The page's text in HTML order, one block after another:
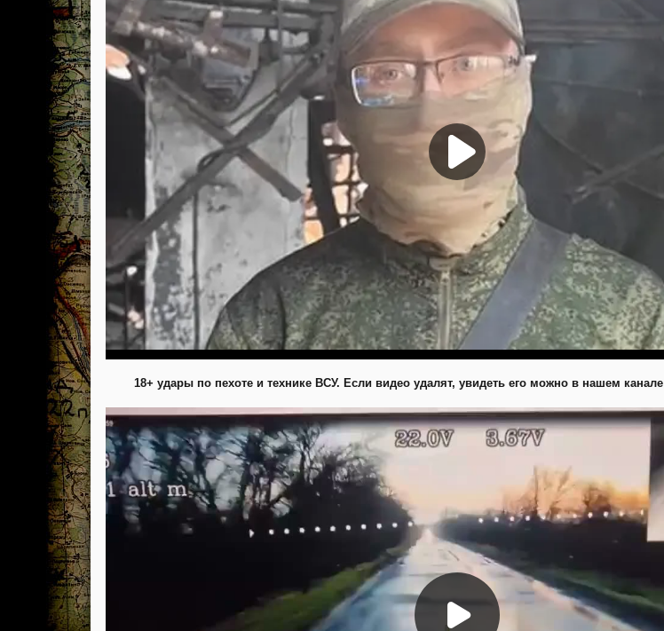
18+ удары по пехоте и технике ВСУ. Если видео удалят, увидеть его можно в нашем канале